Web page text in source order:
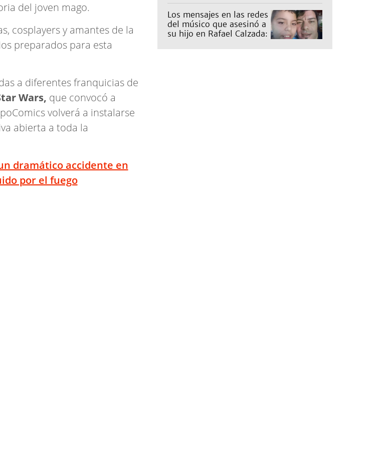
del joven mago.
cosplayers y amantes de la
preparados para esta
a diferentes franquicias de
Wars, que convocó a
volverá a instalarse
abierta a toda la
dramático accidente en
por el fuego
Los mensajes en las redes
del músico que asesinó a
su hijo en Rafael Calzada: